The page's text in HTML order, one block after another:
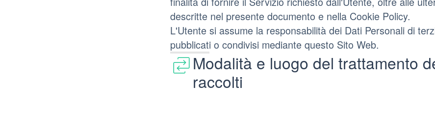
descritte nel presente documento e nella Cookie Policy.
L'Utente si assume la responsabilità dei Dati Personali di
pubblicati o condivisi mediante questo Sito Web.
Modalità e luogo del trattamento
raccolti